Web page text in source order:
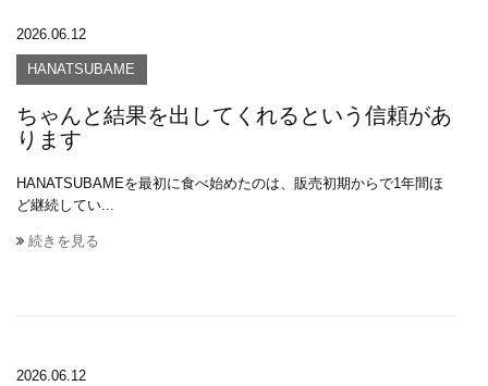
2026.06.12
HANATSUBAME
ちゃんと結果を出してくれるという信頼があ
ります
HANATSUBAMEを最初に食べ始めたのは、販売初期からで1年間ほ
ど継続してい...
続きを見る
2026.06.12